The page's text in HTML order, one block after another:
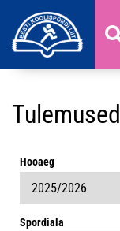
Tulemused
Hooaeg
Spordiala